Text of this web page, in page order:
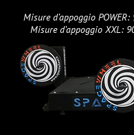
Misure d’appoggio
Misure d’appoggio XXL: